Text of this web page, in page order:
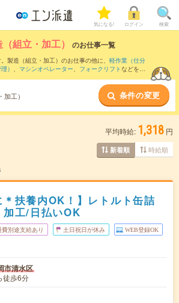
気になる! ログイン 検索
組立・加工） のお仕事一覧
製造（組立・加工）のお仕事の他に、 軽作業（仕分
） 、 マシンオペレーター、 フォークリフトなどを取
製造（組立・加工）のお仕事とは？とは？
工） 条件の変更
平均時給: 1,318 円
新着順 時給順
＊扶養内OK！】レトルト缶詰
工/日払いOK
費別途支給あり 土日祝日が休み WEB登録OK
市清水区
徒歩6分